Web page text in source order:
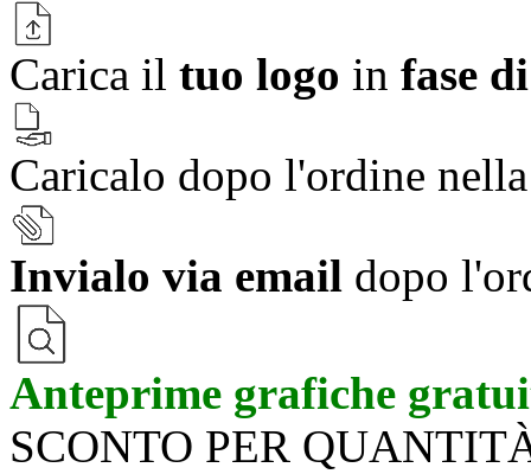
Carica il tuo logo in fase
Caricalo dopo l'ordine
Invialo via email dopo
Anteprime grafiche
SCONTO PER